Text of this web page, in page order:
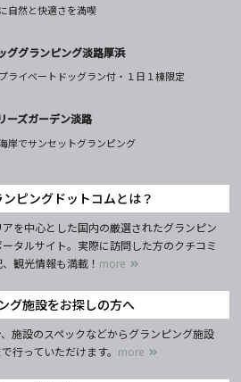
自然と快適さを満喫
ググランピング淡路厚浜
ライベートドッグラン付・１日１棟限定
ーズガーデン淡路
岸でサンセットグランピング
ピングドットコムとは？
を中心とした国内の厳選されたグランピン
タルサイト。実際に訪問した方のクチコミ
観光情報も満載！ more
グ施設をお探しの方へ
施設のスペックなどからグランピング施設
行っていただけます。 more